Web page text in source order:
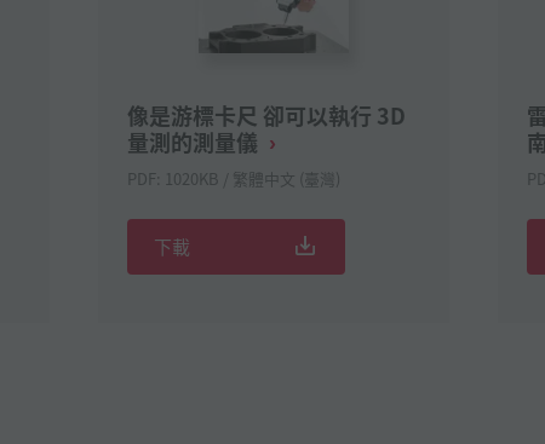
像是游標卡尺 卻可以執行 3D
量測的測量儀
PDF: 1020KB / 繁體中文 (臺灣)
下載